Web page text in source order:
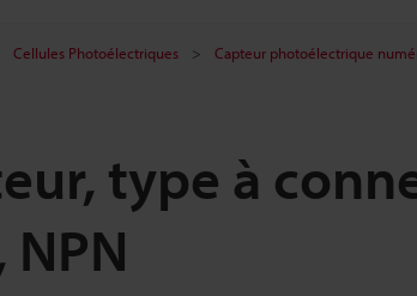
Cellules Photoélectriques Capteur photoélectrique
type à